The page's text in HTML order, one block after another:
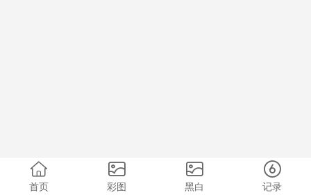
首页 彩图 黑白 记录